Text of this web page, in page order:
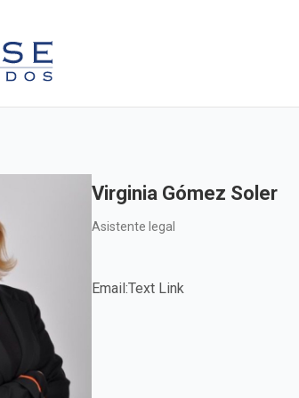
Virginia Gómez Soler
Asistente legal
Email:Text Link